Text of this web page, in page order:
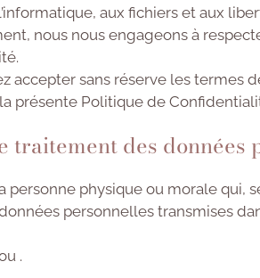
aux fichiers et aux
nous nous engageons à
accepter sans réserve les termes
présente Politique de
traitement des données
physique ou morale qui,
personnelles transmises
.